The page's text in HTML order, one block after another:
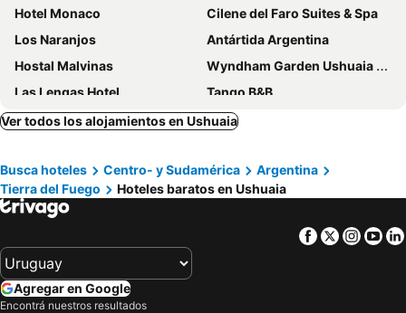
Hotel Monaco
Cilene del Faro Suites & Spa
Los Naranjos
Antártida Argentina
Hostal Malvinas
Wyndham Garden Ushuaia Hotel del Glaciar
Las Lengas Hotel
Tango B&B
Las Hayas Ushuaia Resort
Tolkeyén Ushuaia Hotel
Los Cauquenes Resort + Spa + Experiences
Hotel Albatros
Los Acebos Ushuaia Hotel
MIL810 Ushuaia Hotel
Alto Andino Hotel
Laguna Esmeralda B&B
Villa Brescia Hotel
Hotel Mustapic
FLOR AUSTRAL
Ver todos los alojamientos en Ushuaia
Busca hoteles Centro- y Sudamérica
Argentina
Tierra del Fuego
Hoteles baratos en Ushuaia
Facebook
Twitter
Agregar en Google
Encontrá nuestros resultados